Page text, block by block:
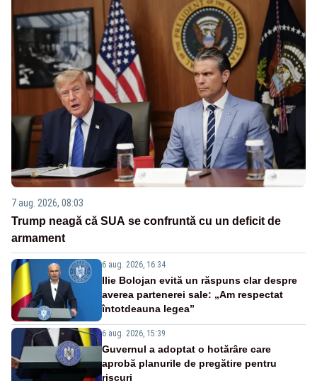
7 aug. 2026, 08:03
Trump neagă că SUA se confruntă cu un deficit de
armament
6 aug. 2026, 16:34
Ilie Bolojan evită un răspuns clar despre
averea partenerei sale: „Am respectat
întotdeauna legea”
6 aug. 2026, 15:39
Guvernul a adoptat o hotărâre care
aprobă planurile de pregătire pentru
riscuri